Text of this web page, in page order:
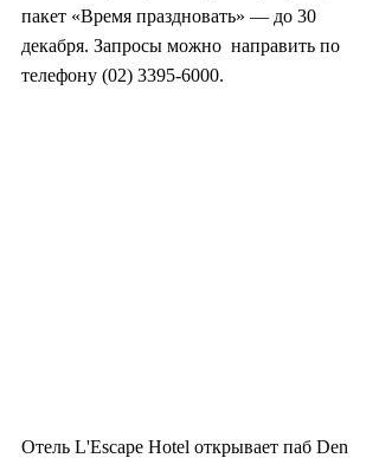
пакет «Время праздновать» — до 30
декабря. Запросы можно  направить по
телефону (02) 3395-6000.
Отель L'Escape Hotel открывает паб Den